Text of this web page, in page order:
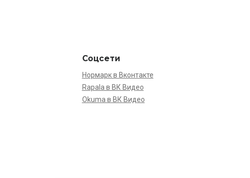
Соцсети
Нормарк в Вконтакте
Rapala в ВК Видео
Okuma в ВК Видео